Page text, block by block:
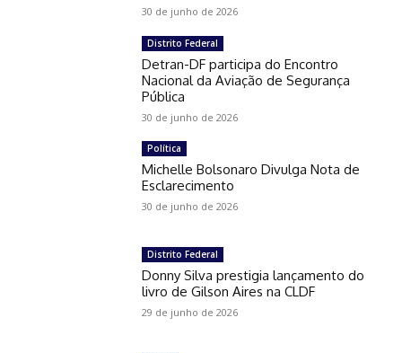
30 de junho de 2026
Distrito Federal
Detran-DF participa do Encontro
Nacional da Aviação de Segurança
Pública
30 de junho de 2026
Política
Michelle Bolsonaro Divulga Nota de
Esclarecimento
30 de junho de 2026
Distrito Federal
Donny Silva prestigia lançamento do
livro de Gilson Aires na CLDF
29 de junho de 2026